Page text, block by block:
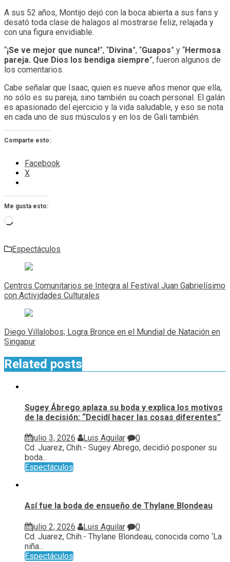
A sus 52 años, Montijo dejó con la boca abierta a sus fans y
desató toda clase de halagos al mostrarse feliz, relajada y
con una figura envidiable.
“¡Se ve mejor que nunca!”, “Divina”, “Guapos” y “Hermosa
pareja. Que Dios los bendiga siempre”, fueron algunos de
los comentarios.
Cabe señalar que Isaac, quien es nueve años menor que ella,
no sólo es su pareja, sino también su coach personal. El galán
es apasionado del ejercicio y la vida saludable, y eso se nota
en cada uno de sus músculos y en los de Gali también.
Comparte esto:
Facebook
X
Me gusta esto:
Cargando...
Espectáculos
Navegación
de
entradas
Centros Comunitarios se Integra al Festival Juan Gabrielísimo
con Actividades Culturales
Diego Villalobos; Logra Bronce en el Mundial de Natación en
Singapur
Related posts
Sugey Ábrego aplaza su boda y explica los motivos
de la decisión: “Decidí hacer las cosas diferentes”
julio 3, 2026 Luis Aguilar
0
Cd. Juarez, Chih.- Sugey Abrego, decidió posponer su
boda...
Espectáculos
Así fue la boda de ensueño de Thylane Blondeau
julio 2, 2026 Luis Aguilar
0
Cd. Juarez, Chih.- Thylane Blondeau, conocida como ‘La
niña...
Espectáculos